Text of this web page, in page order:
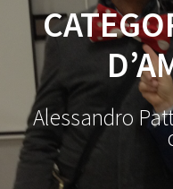
Alessandro